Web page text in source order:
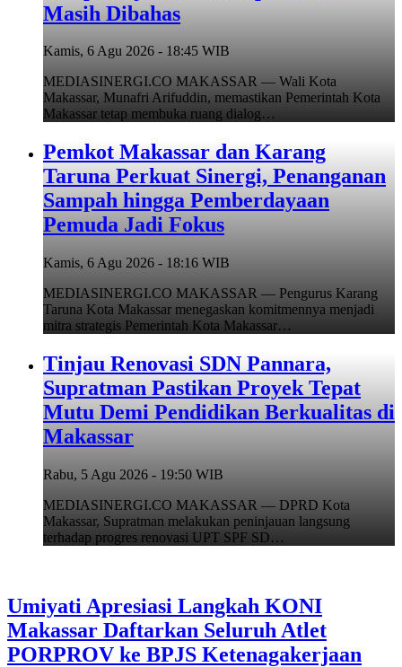
Masih Dibahas
Kamis, 6 Agu 2026 - 18:45 WIB
MEDIASINERGI.CO MAKASSAR — Wali Kota
Makassar, Munafri Arifuddin, memastikan Pemerintah Kota
Makassar tetap membuka ruang dialog…
Pemkot Makassar dan Karang
Taruna Perkuat Sinergi, Penanganan
Sampah hingga Pemberdayaan
Pemuda Jadi Fokus
Kamis, 6 Agu 2026 - 18:16 WIB
MEDIASINERGI.CO MAKASSAR — Pengurus Karang
Taruna Kota Makassar menegaskan komitmennya menjadi
mitra strategis Pemerintah Kota Makassar…
Tinjau Renovasi SDN Pannara,
Supratman Pastikan Proyek Tepat
Mutu Demi Pendidikan Berkualitas di
Makassar
Rabu, 5 Agu 2026 - 19:50 WIB
MEDIASINERGI.CO MAKASSAR — DPRD Kota
Makassar, Supratman melakukan peninjauan langsung
terhadap progres renovasi UPT SPF SD…
Umiyati Apresiasi Langkah KONI
Makassar Daftarkan Seluruh Atlet
PORPROV ke BPJS Ketenagakerjaan